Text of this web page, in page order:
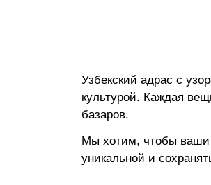
Узбекский адрас с
культурой. Каждая
базаров.
Мы хотим, чтобы ваши
уникальной и